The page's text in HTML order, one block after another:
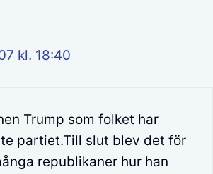
kl. 18:40
Trump som folket har
partiet.Till slut blev det för
republikaner hur han